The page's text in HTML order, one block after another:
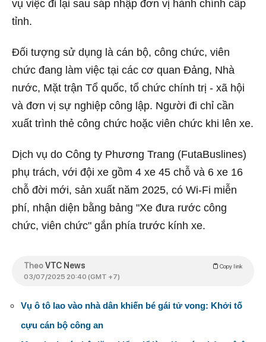
vụ việc đi lại sau sáp nhập đơn vị hành chính cấp
tỉnh.
Đối tượng sử dụng là cán bộ, công chức, viên
chức đang làm việc tại các cơ quan Đảng, Nhà
nước, Mặt trận Tổ quốc, tổ chức chính trị - xã hội
và đơn vị sự nghiệp công lập. Người đi chỉ cần
xuất trình thẻ công chức hoặc viên chức khi lên xe.
Dịch vụ do Công ty Phương Trang (FutaBuslines)
phụ trách, với đội xe gồm 4 xe 45 chỗ và 6 xe 16
chỗ đời mới, sản xuất năm 2025, có Wi-Fi miễn
phí, nhận diện bằng bảng "Xe đưa rước công
chức, viên chức" gắn phía trước kính xe.
TheoVTC News Copy link
03/07/2025 20:40 (GMT +7)
Vụ ô tô lao vào nhà dân khiến bé gái tử vong: Khởi tố
cựu cán bộ công an